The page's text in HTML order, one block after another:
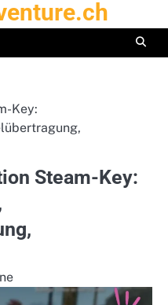
Key:
Steam-Key: